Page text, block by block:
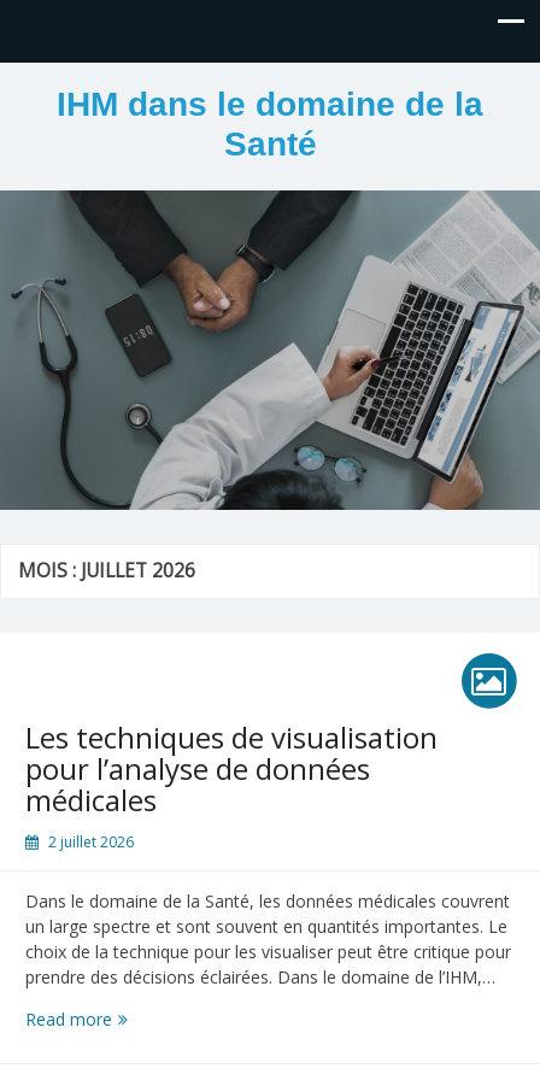
IHM dans le domaine de la
Santé
MOIS : JUILLET 2026
Les techniques de visualisation
pour l’analyse de données
médicales
2 juillet 2026
Dans le domaine de la Santé, les données médicales couvrent
un large spectre et sont souvent en quantités importantes. Le
choix de la technique pour les visualiser peut être critique pour
prendre des décisions éclairées. Dans le domaine de l’IHM,…
Read more Les